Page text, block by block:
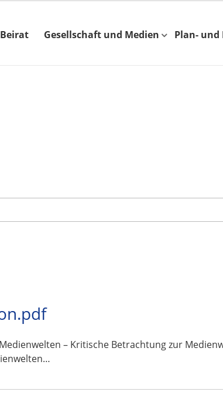
Beirat Gesellschaft und Medien Plan- und
– Kritische Betrachtung zur